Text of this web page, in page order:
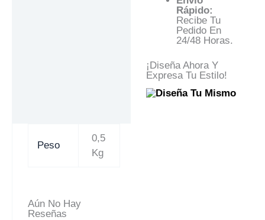
Rápido:
Recibe Tu
Pedido En
24/48 Horas.
¡Diseña Ahora Y
Expresa Tu Estilo!
Peso
0,5
Kg
Aún No Hay
Reseñas